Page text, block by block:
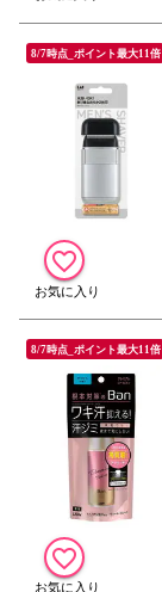
8/7時点_ポイント最大11倍
8/7時点_ポイント最大11倍